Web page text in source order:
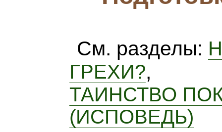
См. разделы:
ГРЕХИ?,
ТАИНСТВО
(ИСПОВЕДЬ)